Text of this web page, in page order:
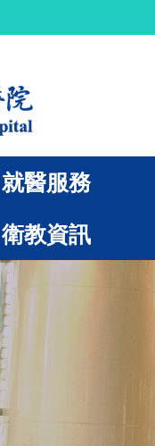
就醫服務
衛教資訊